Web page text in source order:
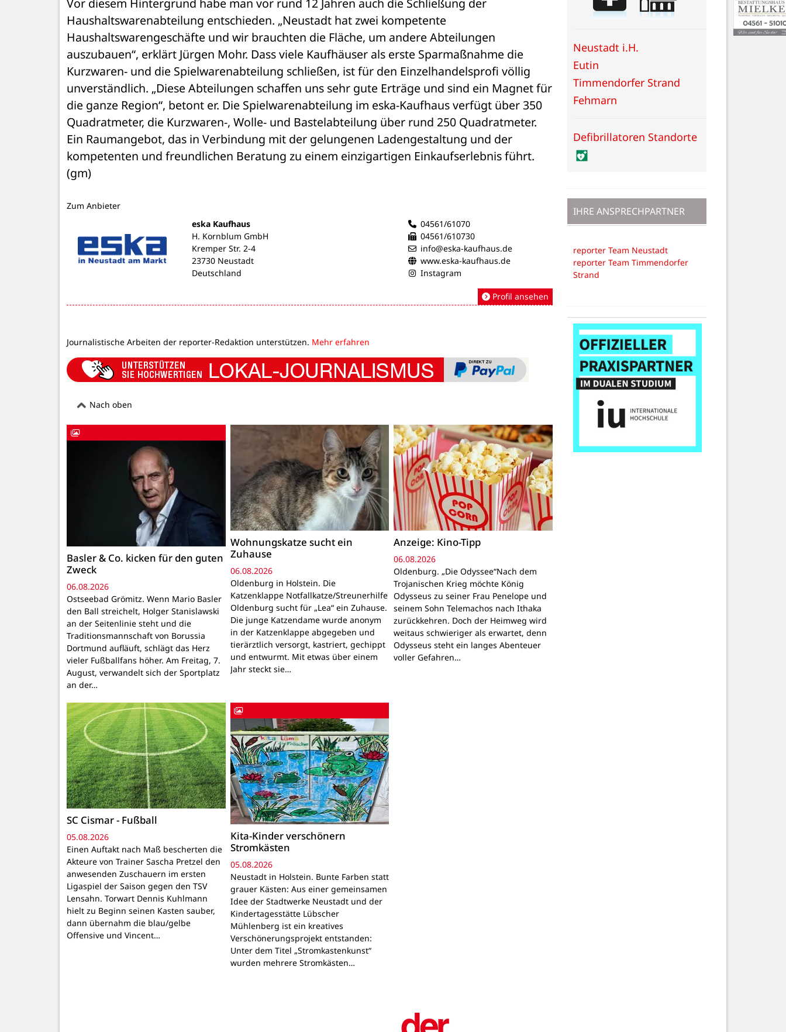
Haushaltswarenabteilung entschieden. „Neustadt hat zwei kompetente
Haushaltswarengeschäfte und wir brauchten die Fläche, um andere Abteilungen
auszubauen“, erklärt Jürgen Mohr. Dass viele Kaufhäuser als erste Sparmaßnahme die
Kurzwaren- und die Spielwarenabteilung schließen, ist für den Einzelhandelsprofi völlig
unverständlich. „Diese Abteilungen schaffen uns sehr gute Erträge und sind ein Magnet für
die ganze Region“, betont er. Die Spielwarenabteilung im eska-Kaufhaus verfügt über 350
Quadratmeter, die Kurzwaren-, Wolle- und Bastelabteilung über rund 250 Quadratmeter.
Ein Raumangebot, das in Verbindung mit der gelungenen Ladengestaltung und der
kompetenten und freundlichen Beratung zu einem einzigartigen Einkaufserlebnis führt.
(gm)
Zum Anbieter
eska Kaufhaus
H. Kornblum GmbH
Kremper Str. 2-4
23730 Neustadt
Deutschland
04561/61070
04561/610730
info@eska-kaufhaus.de
www.eska-kaufhaus.de
Instagram
Profil ansehen
Journalistische Arbeiten der reporter-Redaktion unterstützen. Mehr erfahren
Nach oben
Basler & Co. kicken für den guten
Zweck
06.08.2026
Ostseebad Grömitz. Wenn Mario Basler
den Ball streichelt, Holger Stanislawski
an der Seitenlinie steht und die
Traditionsmannschaft von Borussia
Dortmund aufläuft, schlägt das Herz
vieler Fußballfans höher. Am Freitag, 7.
August, verwandelt sich der Sportplatz
an der…
Wohnungskatze sucht ein
Zuhause
06.08.2026
Oldenburg in Holstein. Die
Katzenklappe Notfallkatze/Streunerhilfe
Oldenburg sucht für „Lea“ ein Zuhause.
Die junge Katzendame wurde anonym
in der Katzenklappe abgegeben und
tierärztlich versorgt, kastriert, gechippt
und entwurmt. Mit etwas über einem
Jahr steckt sie…
Anzeige: Kino-Tipp
06.08.2026
Oldenburg. „Die Odyssee“Nach dem
Trojanischen Krieg möchte König
Odysseus zu seiner Frau Penelope und
seinem Sohn Telemachos nach Ithaka
zurückkehren. Doch der Heimweg wird
weitaus schwieriger als erwartet, denn
Odysseus steht ein langes Abenteuer
voller Gefahren…
SC Cismar - Fußball
05.08.2026
Einen Auftakt nach Maß bescherten die
Akteure von Trainer Sascha Pretzel den
anwesenden Zuschauern im ersten
Ligaspiel der Saison gegen den TSV
Lensahn. Torwart Dennis Kuhlmann
hielt zu Beginn seinen Kasten sauber,
dann übernahm die blau/gelbe
Offensive und Vincent…
Kita-Kinder verschönern
Stromkästen
05.08.2026
Neustadt in Holstein. Bunte Farben statt
grauer Kästen: Aus einer gemeinsamen
Idee der Stadtwerke Neustadt und der
Kindertagesstätte Lübscher
Mühlenberg ist ein kreatives
Verschönerungsprojekt entstanden:
Unter dem Titel „Stromkastenkunst“
wurden mehrere Stromkästen…
Neustadt i.H.
Eutin
Timmendorfer Strand
Fehmarn
Defibrillatoren Standorte
IHRE ANSPRECHPARTNER
reporter Team Neustadt
reporter Team Timmendorfer
Strand